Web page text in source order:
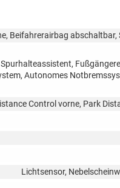
Beifahrerairbag
Autonomes
Control vorne, Park
Lichtsensor,